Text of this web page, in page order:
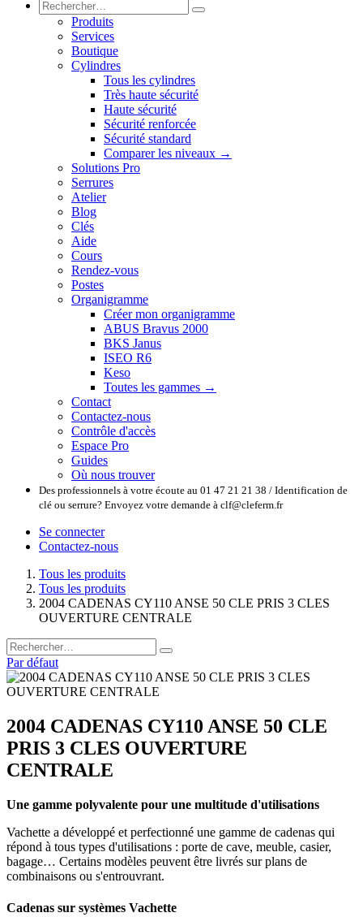
Produits
Services
Boutique
Cylindres
Tous les cylindres
Très haute sécurité
Haute sécurité
Sécurité renforcée
Sécurité standard
Comparer les niveaux →
Solutions Pro
Serrures
Atelier
Blog
Clés
Aide
Cours
Rendez-vous
Postes
Organigramme
Créer mon organigramme
ABUS Bravus 2000
BKS Janus
ISEO R6
Keso
Toutes les gammes →
Contact
Contactez-nous
Contrôle d'accès
Espace Pro
Guides
Où nous trouver
Des professionnels à votre écoute au 01 47 21 21 38 / Identification de
clé ou serrure? Envoyez votre demande à clf@cleferm.fr
Se connecter
Contactez-nous
Tous les produits
Tous les produits
2004 CADENAS CY110 ANSE 50 CLE PRIS 3 CLES
OUVERTURE CENTRALE
Par défaut
2004 CADENAS CY110 ANSE 50 CLE
PRIS 3 CLES OUVERTURE
CENTRALE
Une gamme polyvalente pour une multitude d'utilisations
Vachette a développé et perfectionné une gamme de cadenas qui
répond à tous types d'utilisations : porte de cave, meuble, casier,
bagage… Certains modèles peuvent être livrés sur plans de
combinaisons ou s'entrouvrant.
Cadenas sur systèmes Vachette